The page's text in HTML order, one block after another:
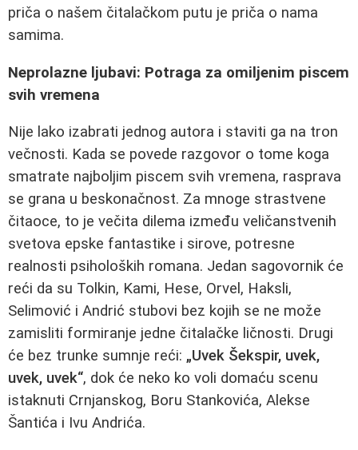
priča o našem čitalačkom putu je priča o nama
samima.
Neprolazne ljubavi: Potraga za omiljenim piscem
svih vremena
Nije lako izabrati jednog autora i staviti ga na tron
večnosti. Kada se povede razgovor o tome koga
smatrate najboljim piscem svih vremena, rasprava
se grana u beskonačnost. Za mnoge strastvene
čitaoce, to je večita dilema između veličanstvenih
svetova epske fantastike i sirove, potresne
realnosti psiholoških romana. Jedan sagovornik će
reći da su Tolkin, Kami, Hese, Orvel, Haksli,
Selimović i Andrić stubovi bez kojih se ne može
zamisliti formiranje jedne čitalačke ličnosti. Drugi
će bez trunke sumnje reći: „Uvek Šekspir, uvek,
uvek, uvek“, dok će neko ko voli domaću scenu
istaknuti Crnjanskog, Boru Stankovića, Alekse
Šantića i Ivu Andrića.